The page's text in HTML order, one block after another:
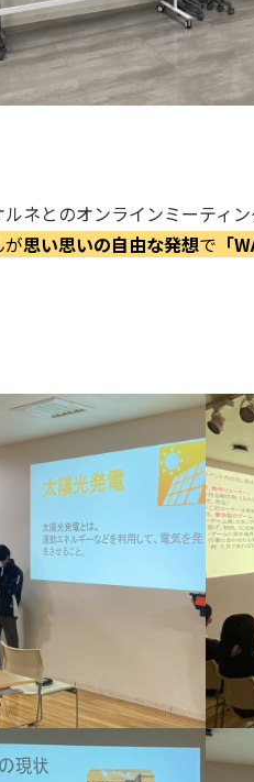
ネとのオンラインミーティ
が思い思いの自由な発想で 「